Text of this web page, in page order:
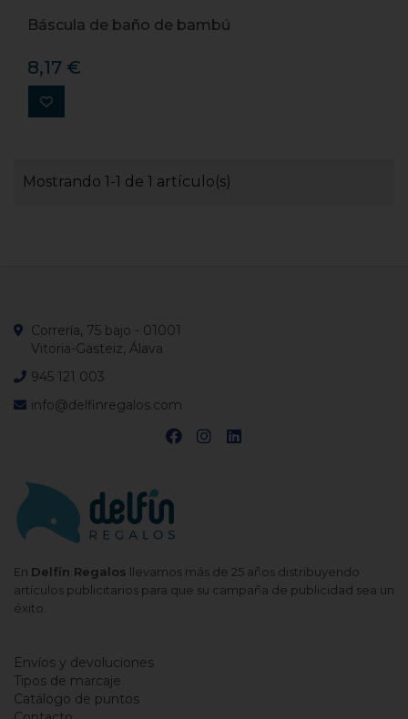
Báscula de baño de bambú
8,17 €
Mostrando 1-1 de 1 artículo(s)
En Delfín Regalos llevamos más de 25 años distribuyendo
artículos publicitarios para que su campaña de publicidad sea un
éxito.
Correría, 75 bajo - 01001
Vitoria-Gasteiz, Álava
945 121 003
info@delfinregalos.com
Envíos y devoluciones
Tipos de marcaje
Catálogo de puntos